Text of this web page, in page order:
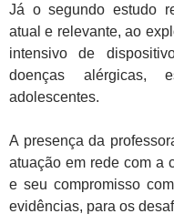
Já o segundo estudo
atual e relevante, ao
intensivo de
doenças alérgicas,
adolescentes.
A presença da
atuação em rede com a
e seu compromisso
evidências, para os